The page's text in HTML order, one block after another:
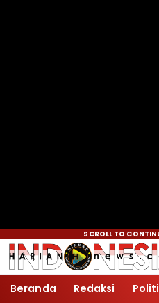
SCROLL TO
Beranda Redaksi